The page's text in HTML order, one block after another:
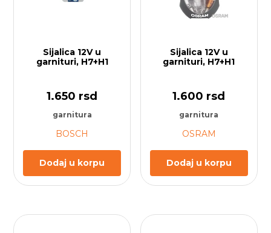
Sijalica 12V u
garnituri, H7+H1
1.650 rsd
garnitura
BOSCH
Dodaj u korpu
Sijalica 12V u
garnituri, H7+H1
1.600 rsd
garnitura
OSRAM
Dodaj u korpu